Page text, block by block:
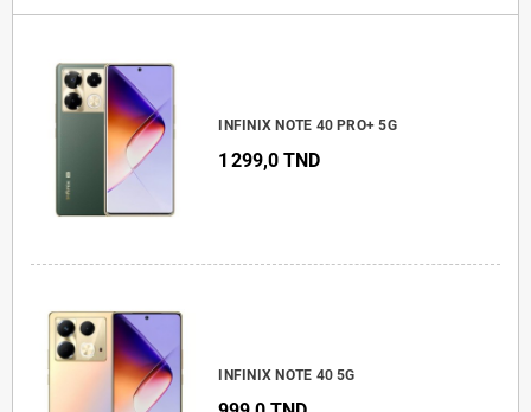
INFINIX NOTE 40 PRO+ 5G
1 299,0 TND
INFINIX NOTE 40 5G